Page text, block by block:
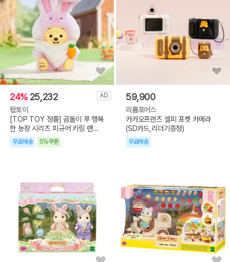
24% 25,232
탑토이
[TOP TOY 정품] 곰돌이 푸 행복
한 농장 시리즈 피규어 키링 랜덤
박스
무료배송 5%쿠폰
AD 59,900
리튬포어스
카카오프렌즈 셀피 포켓 카메라
(SD카드,리더기증정)
무료배송